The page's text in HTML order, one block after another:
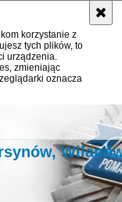
korzystanie z
tych plików, to
urządzenia.
zmieniając
oznacza